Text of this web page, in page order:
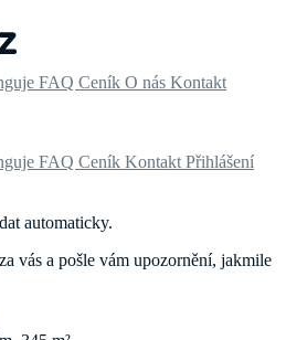
FAQ Ceník O nás Kontakt
FAQ Ceník Kontakt Přihlášení
automaticky.
vás a pošle vám upozornění, jakmile